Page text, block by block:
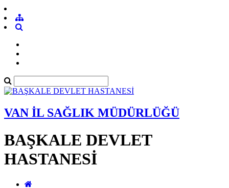
VAN İL SAĞLIK MÜDÜRLÜĞÜ
BAŞKALE DEVLET
HASTANESİ